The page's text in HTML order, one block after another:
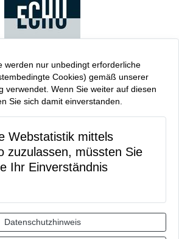
werden nur unbedingt erforderliche
Cookies) gemäß unserer
verwendet. Wenn Sie weiter auf diesen
Sie sich damit einverstanden.
Webstatistik mittels
zuzulassen, müssten Sie
Ihr Einverständnis
Datenschutzhinweis